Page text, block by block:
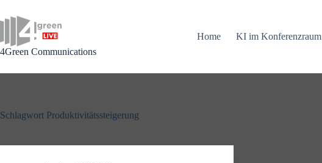
Inhalt
springen
4Green Communications
Home KI im Konferenzraum
Schlagwort Produktivitätssteigerung